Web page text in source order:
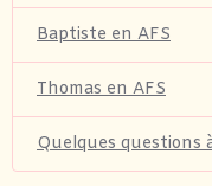
Baptiste en AFS
Thomas en AFS
Quelques questions